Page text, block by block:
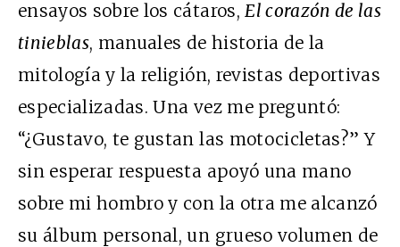
ensayos sobre los cátaros,El corazón de las
tinieblas, manuales de historia de la
mitología y la religión, revistas deportivas
especializadas. Una vez me preguntó:
“¿Gustavo, te gustan las motocicletas?” Y
sin esperar respuesta apoyó una mano
sobre mi hombro y con la otra me alcanzó
su álbum personal, un grueso volumen de